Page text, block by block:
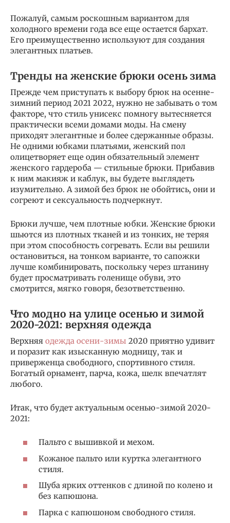
Пожалуй, самым роскошным вариантом для
холодного времени года все еще остается бархат.
Его преимущественно используют для создания
элегантных платьев.
Тренды на женские брюки осень зима
Прежде чем приступать к выбору брюк на осенне-
зимний период 2021 2022, нужно не забывать о том
факторе, что стиль унисекс помногу вытесняется
практически всеми домами моды. На смену
приходят элегантные и более сдержанные образы.
Не одними юбками платьями, женский пол
олицетворяет еще один обязательный элемент
женского гардероба — стильные брюки. Прибавив
к ним макияж и каблук, вы будете выглядеть
изумительно. А зимой без брюк не обойтись, они и
согреют и сексуальность подчеркнут.
Брюки лучше, чем плотные юбки. Женские брюки
шьются из плотных тканей и из тонких, не теряя
при этом способность согревать. Если вы решили
остановиться, на тонком варианте, то сапожки
лучше комбинировать, поскольку через штанину
будет просматривать голенище обуви, это
смотрится, мягко говоря, безответственно.
Что модно на улице осенью и зимой
2020-2021: верхняя одежда
Верхняя одежда осени-зимы 2020 приятно удивит
и поразит как изысканную модницу, так и
приверженца свободного, спортивного стиля.
Богатый орнамент, парча, кожа, шелк впечатлят
любого.
Итак, что будет актуальным осенью-зимой 2020-
2021:
Пальто с вышивкой и мехом.
Кожаное пальто или куртка элегантного
стиля.
Шуба ярких оттенков с длиной по колено и
без капюшона.
Парка с капюшоном свободного стиля.